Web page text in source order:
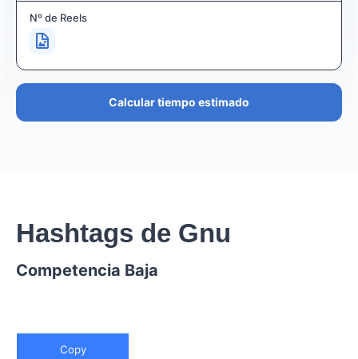
Nº de Reels
Calcular tiempo estimado
Hashtags de Gnu
Competencia Baja
Copy